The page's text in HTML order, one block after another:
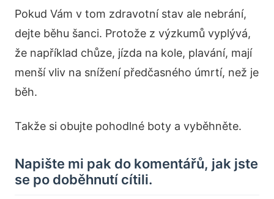
Pokud Vám v tom zdravotní stav ale nebrání,
dejte běhu šanci. Protože z výzkumů vyplývá,
že například chůze, jízda na kole, plavání, mají
menší vliv na snížení předčasného úmrtí, než je
běh.
Takže si obujte pohodlné boty a vyběhněte.
Napište mi pak do komentářů, jak jste
se po doběhnutí cítili.